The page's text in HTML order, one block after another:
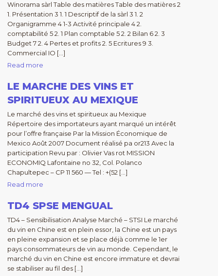
Winorama sàrl Table des matières Table des matières 2
1. Présentation 3 1. 1 Descriptif de la sàrl 3 1. 2
Organigramme 4 1-3 Activité principale 4 2.
comptabilité 5 2. 1 Plan comptable 5 2. 2 Bilan 6 2. 3
Budget 7 2. 4 Pertes et profits 2. 5 Ecritures 9 3.
Commercial IO […]
Read more
LE MARCHE DES VINS ET
SPIRITUEUX AU MEXIQUE
Le marché des vins et spiritueux au Mexique
Répertoire des importateurs ayant marqué un intérêt
pour l’offre française Par la Mission Économique de
Mexico Août 2007 Document réalisé pa or213 Avec la
participation Revu par : Olivier Vas rot MISSION
ECONOMIQ Lafontaine no 32, Col. Polanco
Chapultepec – CP 11 560 — Tel : +(52 […]
Read more
TD4 SPSE MENGUAL
TD4 – Sensibilisation Analyse Marché – STSI Le marché
du vin en Chine est en plein essor, la Chine est un pays
en pleine expansion et se place déjà comme le 1er
pays consommateurs de vin au monde. Cependant, le
marché du vin en Chine est encore immature et devrai
se stabiliser au fil des […]